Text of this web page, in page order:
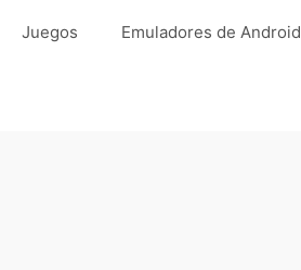
Juegos Emuladores de Android